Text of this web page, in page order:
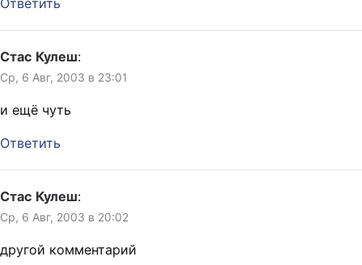
Ответить
Стас Кулеш:
Ср, 6 Авг, 2003 в 23:01
и ещё чуть
Ответить
Стас Кулеш:
Ср, 6 Авг, 2003 в 20:02
другой комментарий